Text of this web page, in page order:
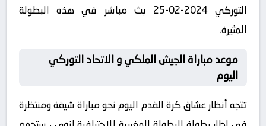
التوركي 2024-02-25 بث مباشر في هذه البطولة
المثيرة.
موعد مباراة الجيش الملكي و الاتحاد التوركي
اليوم
تتجه أنظار عشاق كرة القدم اليوم نحو مباراة شيقة ومنتظرة